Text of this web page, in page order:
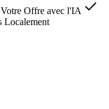
Offre avec l'IA
Localement